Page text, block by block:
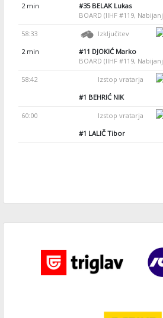
2 min
#35BELAK Lukas
BOARD (IIHF #119,
58:33 Izključitev
2 min
#11 DJOKIĆ Marko
BOARD (IIHF #119,
58:42 Izstop vratarja
#1 BEHRIĆ NIK
60:00 Izstop vratarja
#1 LALIČ Tibor